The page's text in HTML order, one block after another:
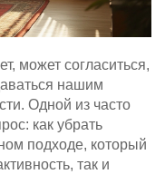
может согласиться,
нашим
Одной из часто
как убрать
подходе, который
так и